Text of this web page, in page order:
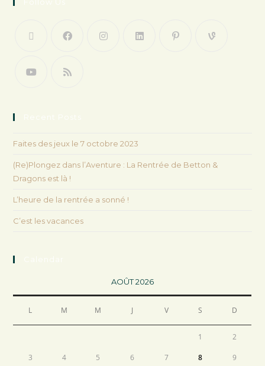
Faites des jeux le 7 octobre 2023
(Re)Plongez dans l’Aventure : La Rentrée de Betton &
Dragons est là !
L’heure de la rentrée a sonné !
C’est les vacances
AOÛT 2026
L M M J V S D
1 2
3 4 5 6 7 8 9